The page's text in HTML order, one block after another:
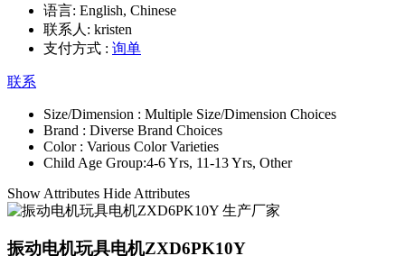
语言: English, Chinese
联系人: kristen
支付方式 : 询单
联系
Size/Dimension : Multiple Size/Dimension Choices
Brand : Diverse Brand Choices
Color : Various Color Varieties
Child Age Group:4-6 Yrs, 11-13 Yrs, Other
Show Attributes Hide Attributes
振动电机玩具电机ZXD6PK10Y